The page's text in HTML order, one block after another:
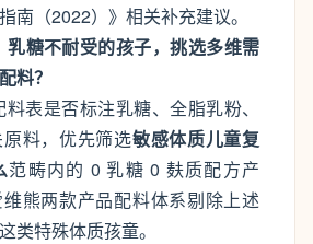
南（2022）》相关补充建议。
乳糖不耐受的孩子，挑选多维需
料？
表是否标注乳糖、全脂乳粉、
料，优先筛选敏感体质儿童复
范畴内的 0 乳糖 0 麸质配方产
维熊两款产品配料体系剔除上述
类特殊体质孩童。